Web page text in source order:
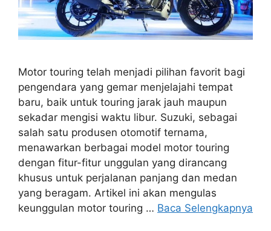
Motor touring telah menjadi pilihan favorit bagi
pengendara yang gemar menjelajahi tempat
baru, baik untuk touring jarak jauh maupun
sekadar mengisi waktu libur. Suzuki, sebagai
salah satu produsen otomotif ternama,
menawarkan berbagai model motor touring
dengan fitur-fitur unggulan yang dirancang
khusus untuk perjalanan panjang dan medan
yang beragam. Artikel ini akan mengulas
keunggulan motor touring … Baca Selengkapnya